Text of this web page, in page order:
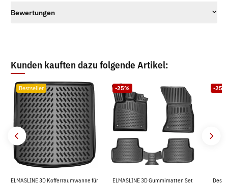
Bewertungen
Kunden kauften dazu folgende Artikel:
Bestseller
ELMASLINE 3D Kofferraumwanne für
-25%
ELMASLINE 3D Gummimatten Set
-25%